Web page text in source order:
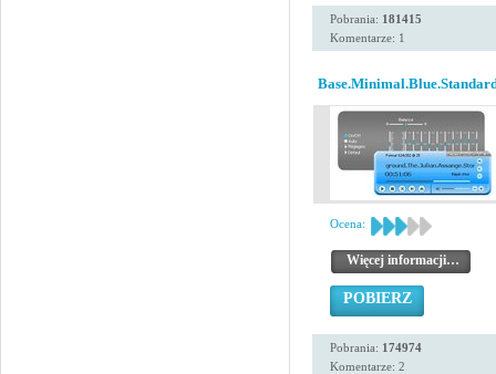
Pobrania: 181415
Komentarze: 1
Ocena:
Więcej informacji…
POBIERZ
Pobrania: 174974
Komentarze: 2